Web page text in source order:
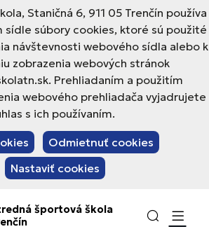
Staničná 6, 911 05 Trenčín používa
súbory cookies, ktoré sú použité
návštevnosti webového sídla alebo k
zobrazenia webových stránok
Prehliadaním a použitím
webového prehliadača vyjadrujete
s ich používaním.
Odmietnuť cookies
Nastaviť cookies
športová škola